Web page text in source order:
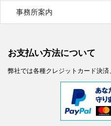
事務所案内
お支払い方法について
弊社では各種クレジットカード決済